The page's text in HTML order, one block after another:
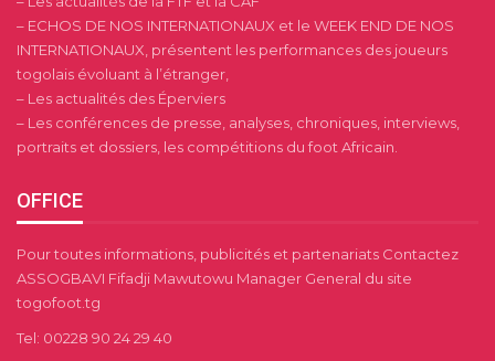
– ECHOS DE NOS INTERNATIONAUX et le WEEK END DE NOS
INTERNATIONAUX, présentent les performances des joueurs
togolais évoluant à l’étranger,
– Les actualités des Éperviers
– Les conférences de presse, analyses, chroniques, interviews,
portraits et dossiers, les compétitions du foot Africain.
OFFICE
Pour toutes informations, publicités et partenariats Contactez
ASSOGBAVI Fifadji Mawutowu Manager General du site
togofoot.tg
Tel: 00228 90 24 29 40